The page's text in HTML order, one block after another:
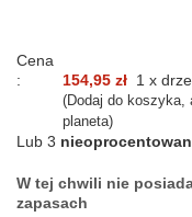
Cena
:
154,95 zł 1 x
(Dodaj do koszyka,
planeta)
Lub 3
W tej chwili nie
zapasach